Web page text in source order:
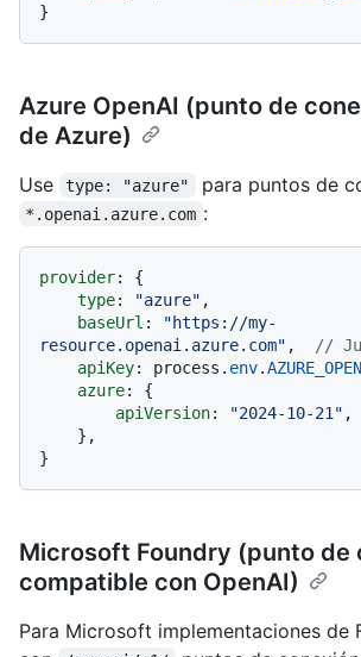
Azure OpenAI (punto de
de Azure)
Use type: "azure" para puntos de
*.openai.azure.com :
provider: {
type: "azure" ,
baseUrl :
"https://my-
resource.openai.azure.com" ,
//
apiKey: process. env.
azure: {
apiVersion: "2024-10-21" ,
Microsoft Foundry (punto de
compatible con OpenAI)
Para Microsoft implementaciones de